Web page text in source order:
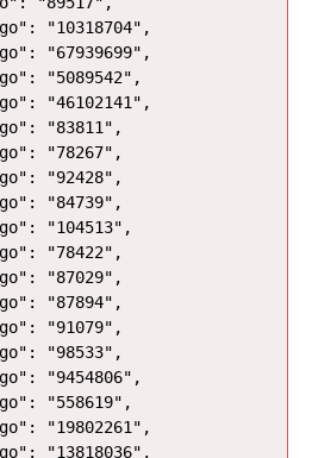
"10318704",
"67939699",
"5089542",
"46102141",
"83811",
"78267",
"92428",
"84739",
"104513",
"78422",
"87029",
"87894",
"91079",
"98533",
"9454806",
"558619",
"19802261",
"13818036",